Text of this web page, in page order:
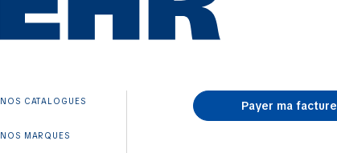
NOS CATALOGUES
NOS MARQUES
Payer ma facture